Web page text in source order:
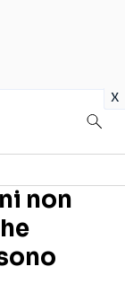
x
non